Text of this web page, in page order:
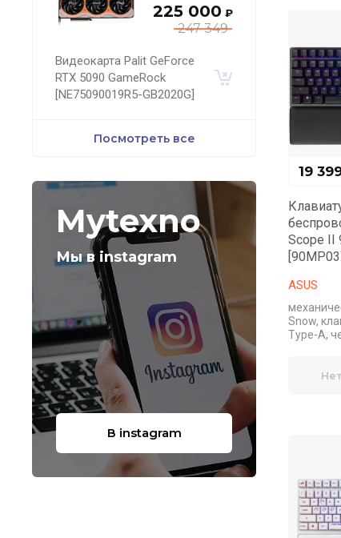
247 349
225 000 ₽
Видеокарта Palit GeForce
RTX 5090 GameRock
[NE75090019R5-GB2020G]
Посмотреть все
Mytexno
Мы в instagram
В instagram
19
Scope II
ASUS
Snow,
Type-A,